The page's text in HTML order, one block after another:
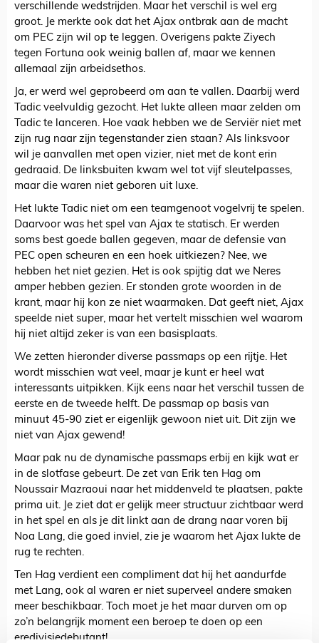
verschillende wedstrijden. Maar het verschil is wel erg
groot. Je merkte ook dat het Ajax ontbrak aan de macht
om PEC zijn wil op te leggen. Overigens pakte Ziyech
tegen Fortuna ook weinig ballen af, maar we kennen
allemaal zijn arbeidsethos.
Ja, er werd wel geprobeerd om aan te vallen. Daarbij werd
Tadic veelvuldig gezocht. Het lukte alleen maar zelden om
Tadic te lanceren. Hoe vaak hebben we de Serviër niet met
zijn rug naar zijn tegenstander zien staan? Als linksvoor
wil je aanvallen met open vizier, niet met de kont erin
gedraaid. De linksbuiten kwam wel tot vijf sleutelpasses,
maar die waren niet geboren uit luxe.
Het lukte Tadic niet om een teamgenoot vogelvrij te spelen.
Daarvoor was het spel van Ajax te statisch. Er werden
soms best goede ballen gegeven, maar de defensie van
PEC open scheuren en een hoek uitkiezen? Nee, we
hebben het niet gezien. Het is ook spijtig dat we Neres
amper hebben gezien. Er stonden grote woorden in de
krant, maar hij kon ze niet waarmaken. Dat geeft niet, Ajax
speelde niet super, maar het vertelt misschien wel waarom
hij niet altijd zeker is van een basisplaats.
We zetten hieronder diverse passmaps op een rijtje. Het
wordt misschien wat veel, maar je kunt er heel wat
interessants uitpikken. Kijk eens naar het verschil tussen de
eerste en de tweede helft. De passmap op basis van
minuut 45-90 ziet er eigenlijk gewoon niet uit. Dit zijn we
niet van Ajax gewend!
Maar pak nu de dynamische passmaps erbij en kijk wat er
in de slotfase gebeurt. De zet van Erik ten Hag om
Noussair Mazraoui naar het middenveld te plaatsen, pakte
prima uit. Je ziet dat er gelijk meer structuur zichtbaar werd
in het spel en als je dit linkt aan de drang naar voren bij
Noa Lang, die goed inviel, zie je waarom het Ajax lukte de
rug te rechten.
Ten Hag verdient een compliment dat hij het aandurfde
met Lang, ook al waren er niet superveel andere smaken
meer beschikbaar. Toch moet je het maar durven om op
zo’n belangrijk moment een beroep te doen op een
eredivisiedebutant!